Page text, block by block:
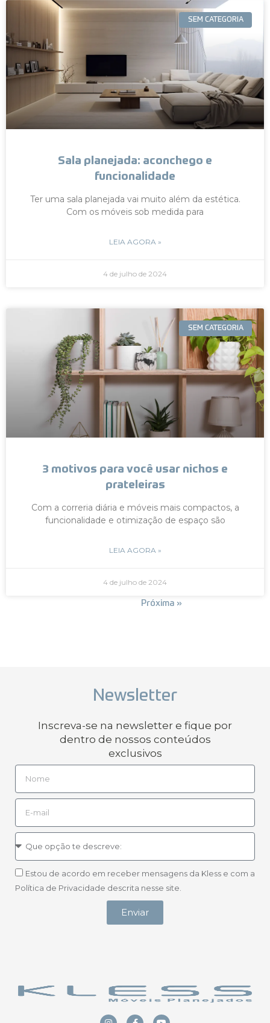
SEM CATEGORIA
Sala planejada: aconchego e
funcionalidade
Ter uma sala planejada vai muito além da estética.
Com os móveis sob medida para
LEIA AGORA »
4 de julho de 2024
SEM CATEGORIA
3 motivos para você usar nichos e
prateleiras
Com a correria diária e móveis mais compactos, a
funcionalidade e otimização de espaço são
LEIA AGORA »
4 de julho de 2024
Próxima »
Newsletter
Inscreva-se na newsletter e fique por
dentro de nossos conteúdos
exclusivos
Estou de acordo em receber mensagens da Kless e com a
Política de Privacidade descrita nesse site.
Enviar